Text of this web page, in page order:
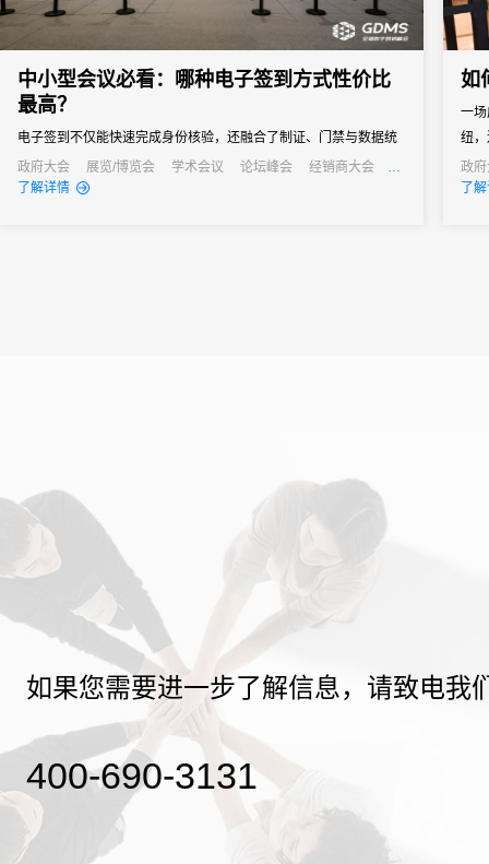
中小型会议必看：哪种电子签到方式性价比
最高？
电子签到不仅能快速完成身份核验，还融合了制证、门禁与数据统
计等多重功能，能够快速完成签到过程，减少等待时间，同时能够
通过数据分析，为会议组织者提供宝贵的参会者信息，助力后续的
政府大会 展览/博览会 学术会议 论坛峰会
经销商大会
公关活动
发布会
了解详情
如
一
纽
政
线
了
如果您需要进一步了解信息，请致电我
400-690-3131